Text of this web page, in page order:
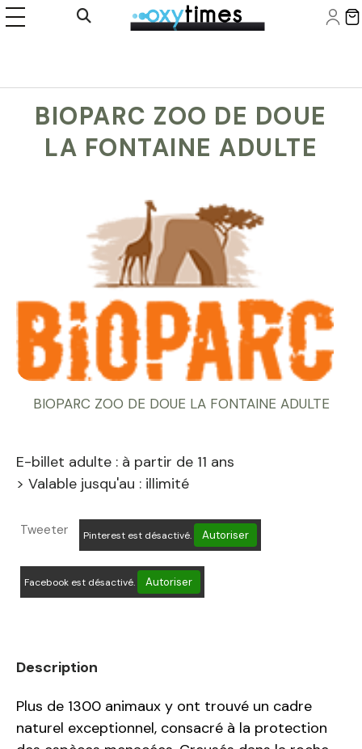
Ouvrir la recherche
BIOPARC ZOO DE DOUE
LA FONTAINE ADULTE
BIOPARC ZOO DE DOUE LA FONTAINE ADULTE
E-billet adulte : à partir de 11 ans
> Valable jusqu'au : illimité
Tweeter Pinterest est désactivé. Autoriser
Facebook est désactivé. Autoriser
Description
Plus de 1300 animaux y ont trouvé un cadre
naturel exceptionnel, consacré à la protection
Panneau de gestion des cookies